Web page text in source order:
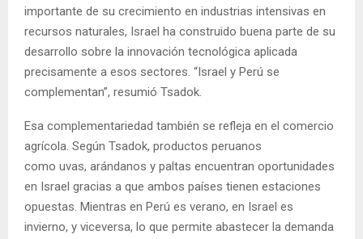
importante de su crecimiento en industrias intensivas en
recursos naturales, Israel ha construido buena parte de su
desarrollo sobre la innovación tecnológica aplicada
precisamente a esos sectores. “Israel y Perú se
complementan”, resumió Tsadok.
Esa complementariedad también se refleja en el comercio
agrícola. Según Tsadok, productos peruanos
como uvas, arándanos y paltas encuentran oportunidades
en Israel gracias a que ambos países tienen estaciones
opuestas. Mientras en Perú es verano, en Israel es
invierno, y viceversa, lo que permite abastecer la demanda